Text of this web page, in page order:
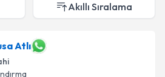
Akıllı Sıralama
Atlı